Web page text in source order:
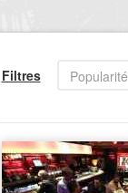
Filtres Popularité